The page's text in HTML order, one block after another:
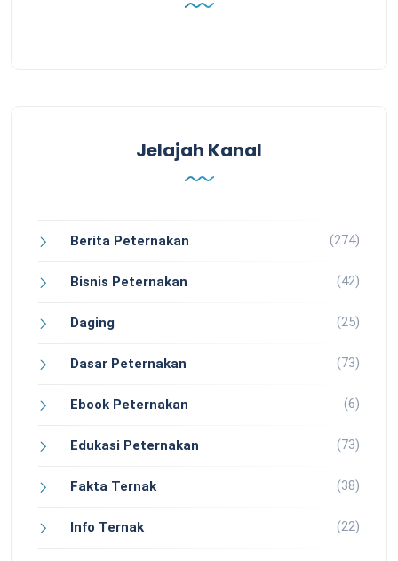
Jelajah Kanal
Berita Peternakan (274)
Bisnis Peternakan (42)
Daging (25)
Dasar Peternakan (73)
Ebook Peternakan (6)
Edukasi Peternakan (73)
Fakta Ternak (38)
Info Ternak (22)